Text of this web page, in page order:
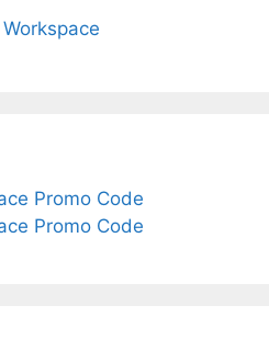
Promo Code
Promo Code